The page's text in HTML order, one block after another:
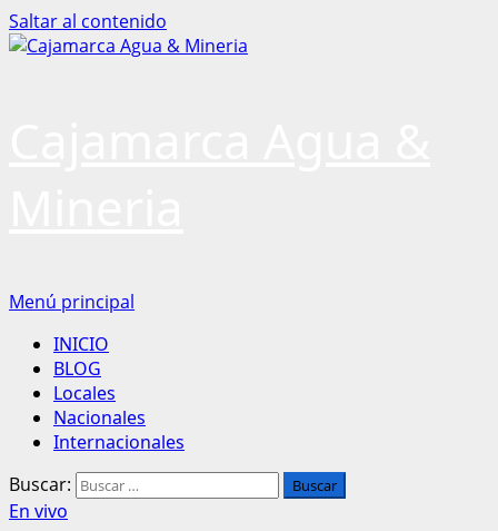
Saltar al contenido
Menú principal
INICIO
BLOG
Locales
Nacionales
Internacionales
Buscar:
En vivo